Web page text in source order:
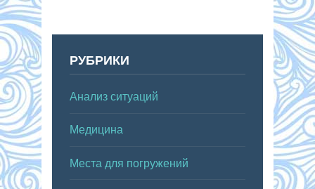
РУБРИКИ
Анализ ситуаций
Медицина
Места для погружений